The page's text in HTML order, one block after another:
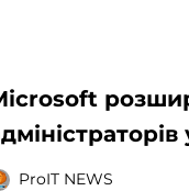
ProIT NEWS